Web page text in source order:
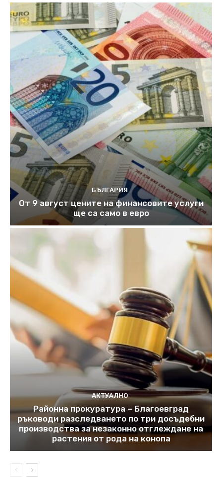
БЪЛГАРИЯ
От 9 август цените на финансовите услуги
ще са само в евро
АКТУАЛНО
Районна прокуратура – Благоевград
ръководи разследването по три досъдебни
производства за незаконно отглеждане на
растения от рода на конопа